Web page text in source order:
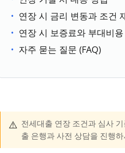
연장 시 금리 변동과 조건
연장 시 보증료와 부대비용
자주 묻는 질문 (FAQ)
⚠️ 전세대출 연장 조건과 심사
출 은행과 사전 상담을 진행